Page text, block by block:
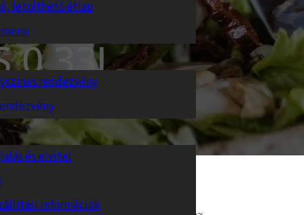
letölthető étlap
rendezvény
és elvitel
információk
0,33L